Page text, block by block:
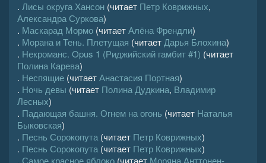
. Лисы округа Хансон (читает Петр Коврижных,
Александра Суркова)
. Маскарад Мормо (читаетАлёна Френдли)
. Морана и Тень. Плетущая (читает Дарья Блохина)
. Некроманс. Opus 1 (Риджийский гамбит #1) (читает
Полина Карева)
. Неспящие (читаетАнастасия Портная)
. Ночь девы (читает Полина Дудкина, Владимир
Лесных)
. Падающая башня. Огнем на огонь (читает Наталья
Быковская)
. Песнь Сорокопута (читает Петр Коврижных)
. Песнь Сорокопута (читает Петр Коврижных)
. Самое красное яблоко (читает Моряна Анттонен-